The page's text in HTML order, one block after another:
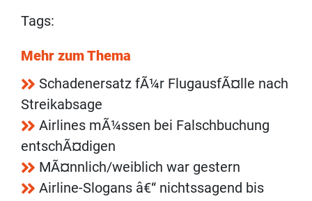
Tags:
Mehr zum Thema
Schadenersatz fÃ¼r FlugausfÃ¤lle nach
Streikabsage
Airlines mÃ¼ssen bei Falschbuchung
entschÃ¤digen
MÃ¤nnlich/weiblich war gestern
Airline-Slogans â€“ nichtssagend bis